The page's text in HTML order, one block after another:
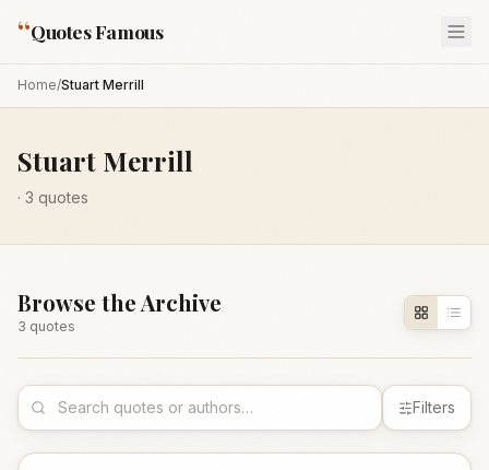
“Quotes Famous
Home/Stuart Merrill
Stuart Merrill
· 3 quotes
Browse the Archive
3 quotes
Filters